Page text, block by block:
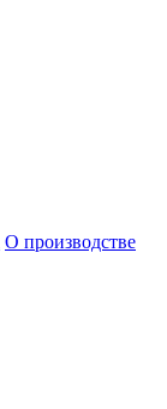
О производстве